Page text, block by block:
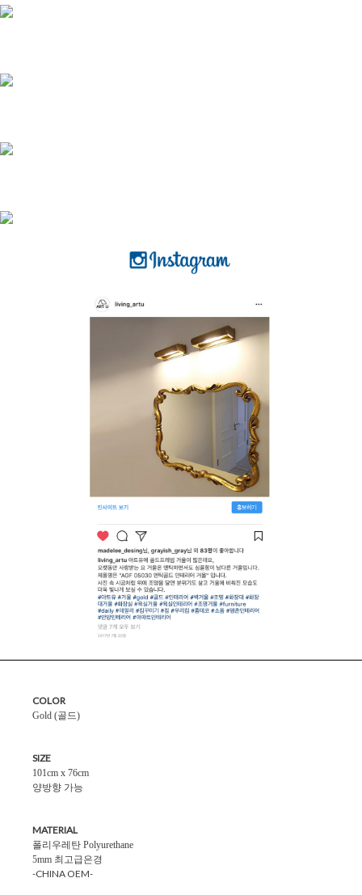
COLOR
Gold (골드)
SIZE
101cm x 76cm
양방향 가능
MATERIAL
폴리우레탄 Polyurethane
5mm 최고급은경
-CHINA OEM-